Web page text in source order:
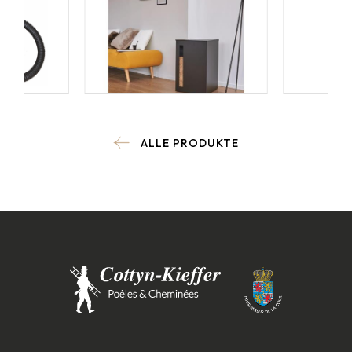
ALLE PRODUKTE